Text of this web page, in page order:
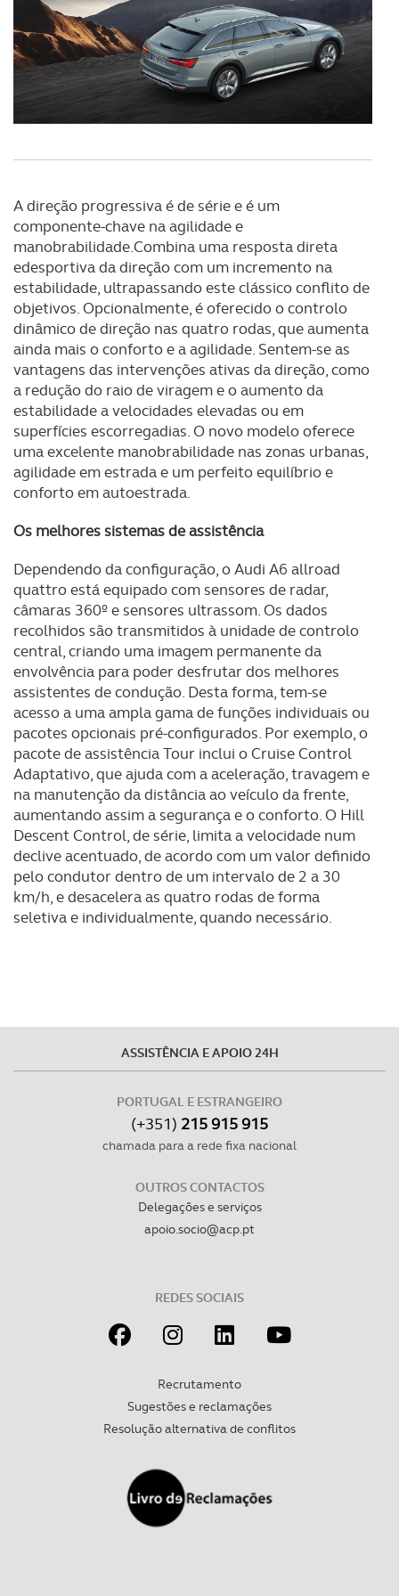
Realçamos que o bloqueio de certo tipo de Cookies e
tecnologias similares pode ter impacto na sua
experiência de navegação no Website e nos serviços
disponibilizados.
A direção progressiva é de série e é um
componente-chave na agilidade e
manobrabilidade.Combina uma resposta direta
edesportiva da direção com um incremento na
estabilidade, ultrapassando este clássico conflito de
objetivos. Opcionalmente, é oferecido o controlo
dinâmico de direção nas quatro rodas, que aumenta
ainda mais o conforto e a agilidade. Sentem-se as
vantagens das intervenções ativas da direção, como
a redução do raio de viragem e o aumento da
estabilidade a velocidades elevadas ou em
superfícies escorregadias. O novo modelo oferece
uma excelente manobrabilidade nas zonas urbanas,
agilidade em estrada e um perfeito equilíbrio e
conforto em autoestrada.
Os melhores sistemas de assistência
Dependendo da configuração, o Audi A6 allroad
quattro está equipado com sensores de radar,
câmaras 360º e sensores ultrassom. Os dados
recolhidos são transmitidos à unidade de controlo
central, criando uma imagem permanente da
envolvência para poder desfrutar dos melhores
assistentes de condução. Desta forma, tem-se
acesso a uma ampla gama de funções individuais ou
pacotes opcionais pré-configurados. Por exemplo, o
pacote de assistência Tour inclui o Cruise Control
Adaptativo, que ajuda com a aceleração, travagem e
na manutenção da distância ao veículo da frente,
aumentando assim a segurança e o conforto. O Hill
Descent Control, de série, limita a velocidade num
declive acentuado, de acordo com um valor definido
pelo condutor dentro de um intervalo de 2 a 30
km/h, e desacelera as quatro rodas de forma
seletiva e individualmente, quando necessário.
ASSISTÊNCIA E APOIO 24H
PORTUGAL E ESTRANGEIRO
(+351) 215 915 915
chamada para a rede fixa nacional
OUTROS CONTACTOS
Delegações e serviços
apoio.socio@acp.pt
REDES SOCIAIS
Recrutamento
Sugestões e reclamações
Resolução alternativa de conflitos